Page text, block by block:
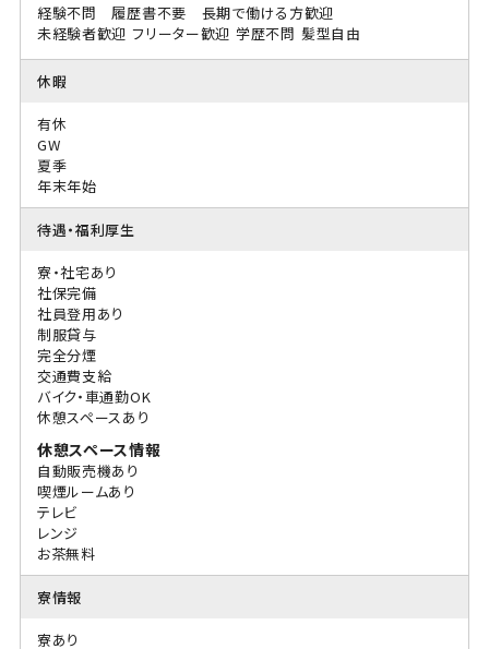
経験不問 履歴書不要 長期で働ける方歓迎
未経験者歓迎 フリーター歓迎 学歴不問 髪型自由
休暇
有休
GW
夏季
年末年始
待遇・福利厚生
寮・社宅あり
社保完備
社員登用あり
制服貸与
完全分煙
交通費支給
バイク・車通勤OK
休憩スペースあり
休憩スペース情報
自動販売機あり
喫煙ルームあり
テレビ
レンジ
お茶無料
寮情報
寮あり